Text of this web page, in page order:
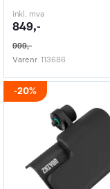
inkl. mva
849,-
999,-
Varenr 113686
20%